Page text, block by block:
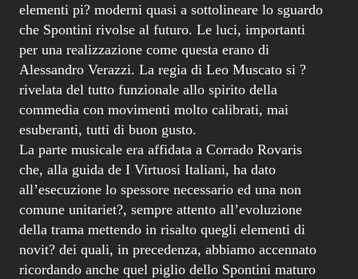
elementi pi? moderni quasi a sottolineare lo sguardo
che Spontini rivolse al futuro. Le luci, importanti
per una realizzazione come questa erano di
Alessandro Verazzi. La regia di Leo Muscato si ?
rivelata del tutto funzionale allo spirito della
commedia con movimenti molto calibrati, mai
esuberanti, tutti di buon gusto.
La parte musicale era affidata a Corrado Rovaris
che, alla guida de I Virtuosi Italiani, ha dato
all’esecuzione lo spessore necessario ed una non
comune unitariet?, sempre attento all’evoluzione
della trama mettendo in risalto quegli elementi di
novit? dei quali, in precedenza, abbiamo accennato
ricordando anche quel piglio dello Spontini maturo